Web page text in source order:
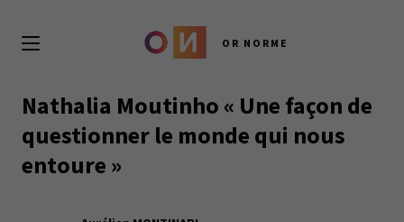
OR NORME
Nathalia Moutinho « Une façon de
questionner le monde qui nous
entoure »